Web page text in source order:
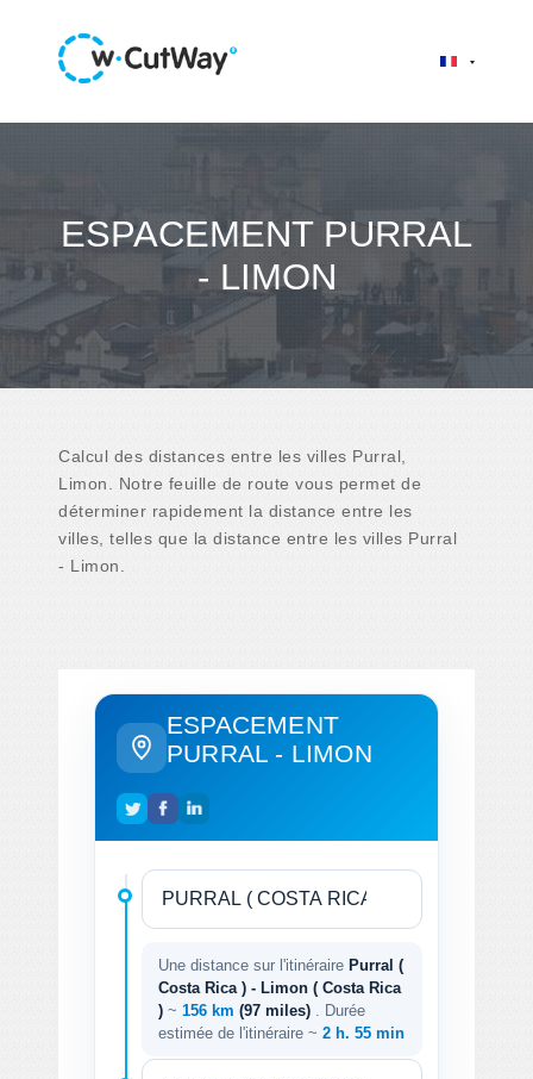
ESPACEMENT PURRAL
- LIMON
Calcul des distances entre les villes Purral,
Limon. Notre feuille de route vous permet de
déterminer rapidement la distance entre les
villes, telles que la distance entre les villes Purral
- Limon.
ESPACEMENT
PURRAL - LIMON
Une distance sur l'itinéraire Purral (
Costa Rica ) - Limon ( Costa Rica
) ~ 156 km (97 miles)
. Durée
estimée de l'itinéraire ~ 2 h. 55 min